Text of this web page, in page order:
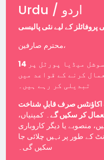
Urdu / اردو
محترم صارفین،
میڈیا پورٹل پر
کرنے کے قواعد میں
تبدیلی کر رہے ہیں۔
صرف قابلِ شناخت
کر سکیں گے۔ کمپنیاں،
منصوبے یا دیگر کاروباری
کے طور پر نہیں چلائی جا
سکیں گی۔